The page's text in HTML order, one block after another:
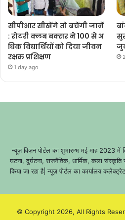
सीपीआर सीखेंगे तो बचेंगी जानें
: रोटरी क्लब बक्सर ने 100 से अ
धिक विद्यार्थियों को दिया जीवन
रक्षक प्रशिक्षण
1 day ago
न्यूज़ विज़न पोर्टल का शुभारम्भ मई माह 2023 में
घटना, दुर्घटना, राजनैतिक, धार्मिक, कला
किया जा रहा है| न्यूज़ पोर्टल का कार्यालय
© Copyright 2026, All Rights